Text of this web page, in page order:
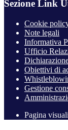
Sezione Link
Cookie
Note legali
Informativa
Ufficio
Obiettivi di
Gestione
Pagina